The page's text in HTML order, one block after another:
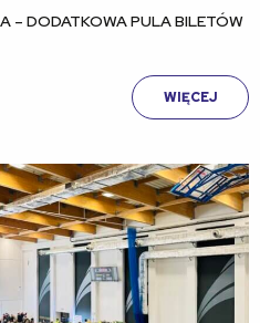
– DODATKOWA PULA BILETÓW
WIĘCEJ